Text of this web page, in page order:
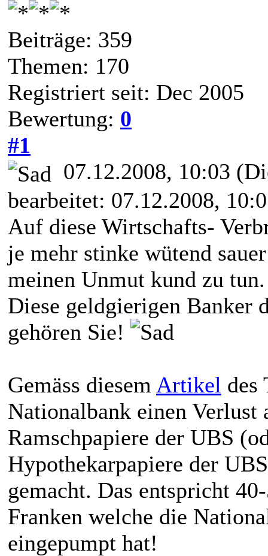
Beiträge: 359
Themen: 170
Registriert seit: Dec 2005
Bewertung: 0
#1
07.12.2008, 10:03
bearbeitet: 07.12.2008,
Auf diese Wirtschafts-
je mehr stinke wütend
meinen Unmut kund zu tun.
Diese geldgierigen Banker
gehören Sie!
Gemäss diesem Artikel des
Nationalbank einen Verlust
Ramschpapiere der UBS
Hypothekarpapiere der
gemacht. Das entspricht
Franken welche die
eingepumpt hat!